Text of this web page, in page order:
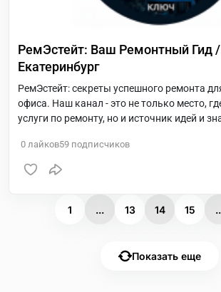
РемЭстейт: Ваш Ремонтный Гид /
Екатеринбург
РемЭстейт: секреты успешного ремонта
офиса. Наш канал - это не только место,
услуги по ремонту, но и источник идей и
новейшими технологиями для создания
интерьера. Наша цель - помочь вам
который отражает вашу
сочетается с вашим образом жизни.
нашему каналу для эксклюзивных
0 лайков59 подписчиков
1 ... 13 14 15
Показать еще